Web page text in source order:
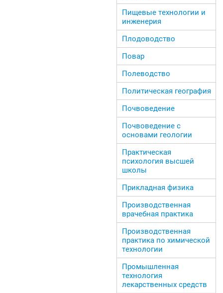
Пищевые технологии и
инженерия
Плодоводство
Повар
Полеводство
Политическая география
Почвоведение
Почвоведение с
основами геологии
Практическая
психология высшей
школы
Прикладная физика
Производственная
врачебная практика
Производственная
практика по химической
технологии
Промышленная
технология
лекарственных средств